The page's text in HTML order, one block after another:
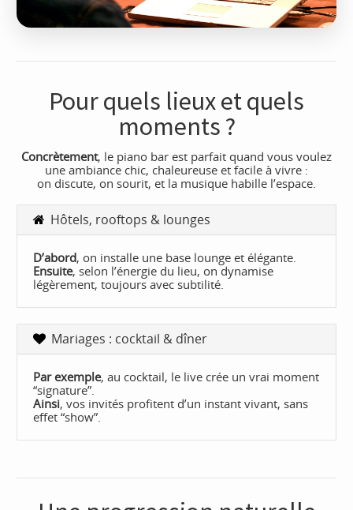
Pour quels lieux et quels
moments ?
Concrètement, le piano bar est parfait quand vous voulez
une ambiance chic, chaleureuse et facile à vivre :
on discute, on sourit, et la musique habille l’espace.
Hôtels, rooftops & lounges
D’abord, on installe une base lounge et élégante.
Ensuite, selon l’énergie du lieu, on dynamise
légèrement, toujours avec subtilité.
Mariages : cocktail & dîner
Par exemple, au cocktail, le live crée un vrai moment
“signature”.
Ainsi, vos invités profitent d’un instant vivant, sans
effet “show”.